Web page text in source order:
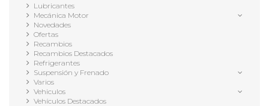
Lubricantes
Mecánica Motor
Novedades
Ofertas
Recambios
Recambios Destacados
Refrigerantes
Suspensión y Frenado
Varios
Vehiculos
Vehículos Destacados